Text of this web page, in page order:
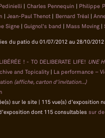
| Charles Pennequin | Philippe
| Jean-Paul Thenot | Bernard Tréal |
Signe | Guignol's band | Mass Moving |
du patio du 01/07/2012 au 28/10/
! - TO DELIBERATE LIFE! UNE
and Topicality | La performance –
(affiche, carton d'invitation...)
sur le site | 115 vue(s) d'exposition
dont 115 consultables sur